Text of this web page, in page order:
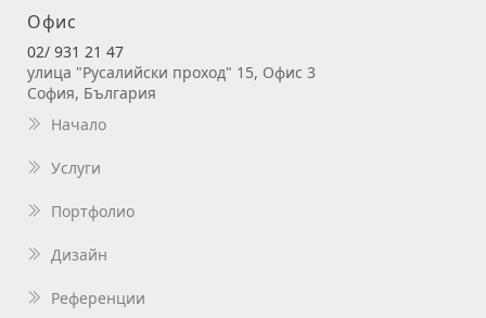
Офис
02/ 931 21 47
улица "Русалийски проход" 15, Офис 3
София, България
Начало
Услуги
Портфолио
Дизайн
Референции